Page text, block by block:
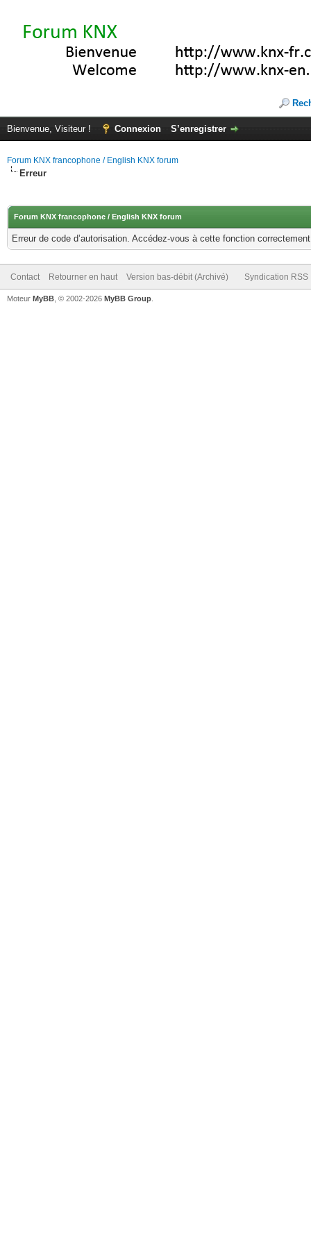
Bienvenue, Visiteur ! Connexion S’enregistrer
Forum KNX francophone / English KNX forum
Erreur
Forum KNX francophone / English KNX forum
Erreur de code d’autorisation. Accédez-vous à cette fonction
Contact Retourner en haut Version bas-débit (Archivé) Syndication RSS
Moteur MyBB , © 2002-2026 MyBB Group